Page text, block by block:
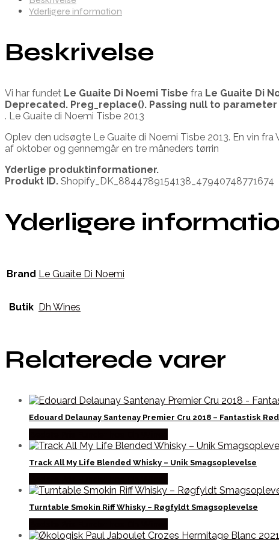
Yderligere information
Beskrivelse
Vi har fundet Le Guaite Di Noemi Tisbe fra Le Guaite Di
Deprecated. Preg_replace(). Passing null to
. Le Guaite di Noemi Tisbe 2013
Oplev den udsøgte Le Guaite di Noemi Tisbe 2013. En vin
af oktober og gennemgår en tre måneders tørrin
Yderlige produktinformationer.
Produkt ID. Shopify_DK_8844789154138_47940748771674
Yderligere
Brand Le Guaite Di Noemi
Butik Dh Wines
Relaterede varer
Edouard Delaunay Santenay Premier Cru 2018 – Fantastisk
Track All My Life Blended Whisky – Unik Smagsoplevelse
Turntable Smokin Riff Whisky – Røgfyldt Smagsoplevelse